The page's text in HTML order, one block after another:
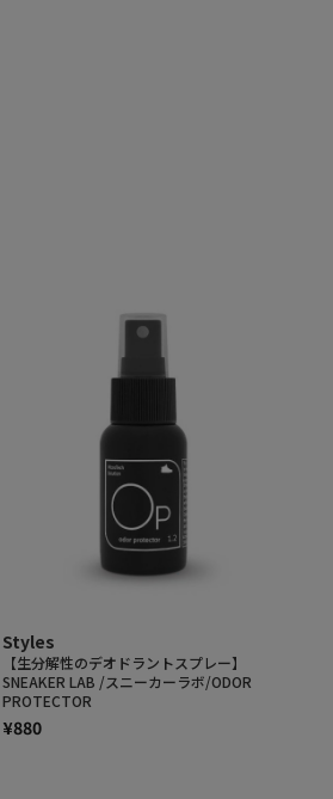
Styles
【生分解性のデオドラントスプレー】
SNEAKER LAB /スニーカーラボ/ODOR
PROTECTOR
¥880